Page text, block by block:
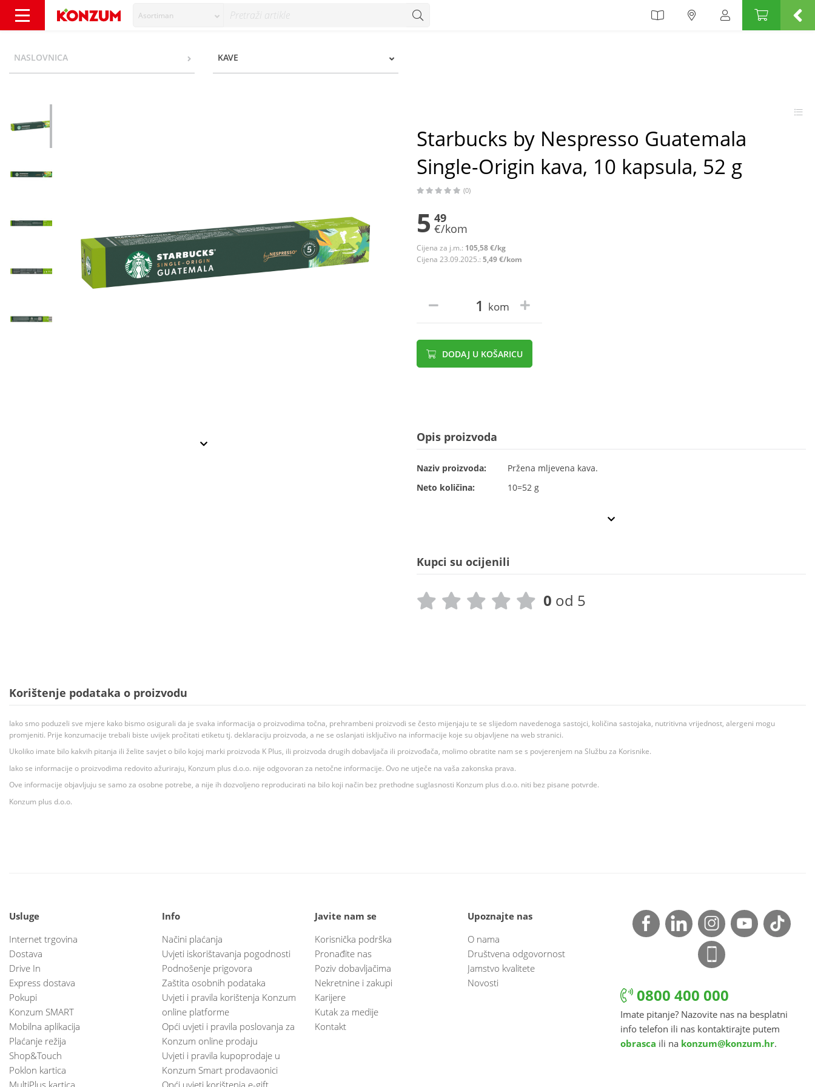
Asortiman
NASLOVNICA KAVE
Starbucks by Nespresso Guatemala
Single-Origin kava, 10 kapsula, 52 g
(0)
5 49
€/kom
Cijena za j.m.: 105,58 €/kg
Cijena 23.09.2025.: 5,49 €/kom
kom
DODAJ U KOŠARICU
Opis proizvoda
Naziv proizvoda:
Pržena mljevena kava.
Neto količina:
10=52 g
Kupci su ocijenili
0 od 5
Korištenje podataka o proizvodu
Iako smo poduzeli sve mjere kako bismo osigurali da je svaka informacija o proizvodima točna, prehrambeni proizvodi se često mijenjaju te se slijedom navedenoga sastojci, količina sastojaka, nutritivna vrijednost, alergeni mogu
promjeniti. Prije konzumacije trebali biste uvijek pročitati etiketu tj. deklaraciju proizvoda, a ne se oslanjati isključivo na informacije koje su objavljene na web stranici.
Ukoliko imate bilo kakvih pitanja ili želite savjet o bilo kojoj marki proizvoda K Plus, ili proizvoda drugih dobavljača ili proizvođača, molimo obratite nam se s povjerenjem na Službu za Korisnike.
Iako se informacije o proizvodima redovito ažuriraju, Konzum plus d.o.o. nije odgovoran za netočne informacije. Ovo ne utječe na vaša zakonska prava.
Ove informacije objavljuju se samo za osobne potrebe, a nije ih dozvoljeno reproducirati na bilo koji način bez prethodne suglasnosti Konzum plus d.o.o. niti bez pisane potvrde.
Konzum plus d.o.o.
Usluge
Internet trgovina
Dostava
Drive In
Express dostava
Pokupi
Konzum SMART
Mobilna aplikacija
Plaćanje režija
Shop&Touch
Poklon kartica
MultiPlus kartica
Info
Načini plaćanja
Uvjeti iskorištavanja pogodnosti
Podnošenje prigovora
Zaštita osobnih podataka
Uvjeti i pravila korištenja Konzum
online platforme
Opći uvjeti i pravila poslovanja za
Konzum online prodaju
Uvjeti i pravila kupoprodaje u
Konzum Smart prodavaonici
Opći uvjeti korištenja e-gift
Javite nam se
Korisnička podrška
Pronađite nas
Poziv dobavljačima
Nekretnine i zakupi
Karijere
Kutak za medije
Kontakt
Upoznajte nas
O nama
Društvena odgovornost
Jamstvo kvalitete
Novosti
0800 400 000
Imate pitanje? Nazovite nas na besplatni
info telefon ili nas kontaktirajte putem
obrasca ili na konzum@konzum.hr.